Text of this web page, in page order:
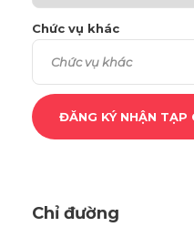
Chức vụ khác
Chỉ đường